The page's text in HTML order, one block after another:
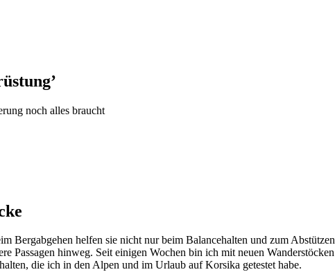
’
noch alles braucht
Bergabgehen helfen sie nicht nur beim Balancehalten und zum
Passagen hinweg. Seit einigen Wochen bin ich mit neuen
die ich in den Alpen und im Urlaub auf Korsika getestet habe.